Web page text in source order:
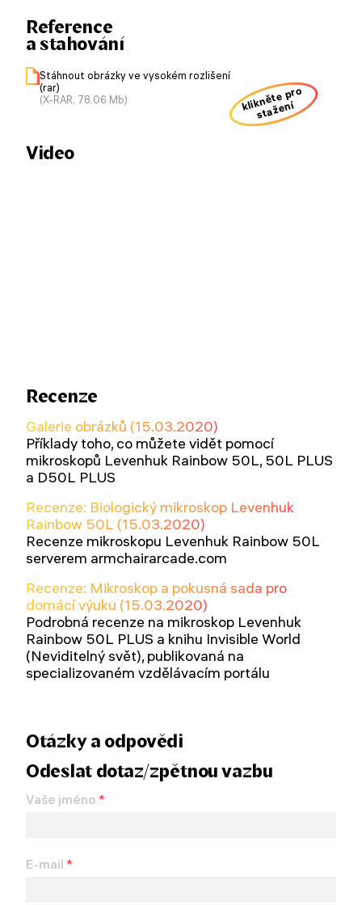
Reference
a stahování
Stáhnout obrázky ve vysokém rozlišení
(rar)
(X-RAR, 78.06 Mb)
klikněte pro
stažení
Video
Recenze
Galerie obrázků (15.03.2020)
Příklady toho, co můžete vidět pomocí
mikroskopů Levenhuk Rainbow 50L, 50L PLUS
a D50L PLUS
Recenze: Biologický mikroskop Levenhuk
Rainbow 50L (15.03.2020)
Recenze mikroskopu Levenhuk Rainbow 50L
serverem armchairarcade.com
Recenze: Mikroskop a pokusná sada pro
domácí výuku (15.03.2020)
Podrobná recenze na mikroskop Levenhuk
Rainbow 50L PLUS a knihu Invisible World
(Neviditelný svět), publikovaná na
specializovaném vzdělávacím portálu
Otázky a odpovědi
Odeslat dotaz/zpětnou vazbu
Vaše jméno *
E-mail *